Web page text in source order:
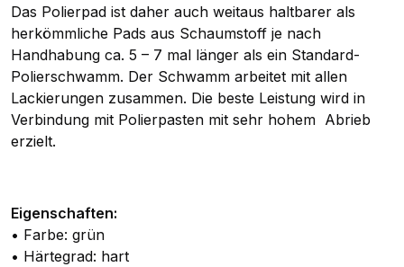
Das Polierpad ist daher auch weitaus haltbarer als
herkömmliche Pads aus Schaumstoff je nach
Handhabung ca. 5 – 7 mal länger als ein Standard-
Polierschwamm. Der Schwamm arbeitet mit allen
Lackierungen zusammen. Die beste Leistung wird in
Verbindung mit Polierpasten mit sehr hohem Abrieb
erzielt.
Eigenschaften:
• Farbe: grün
• Härtegrad: hart